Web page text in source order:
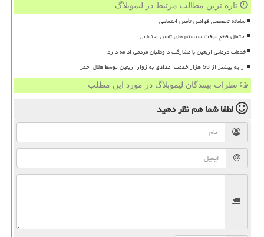
تازه ترین مطالب مرتبط در لیموبلاگ
سامانه تخصصی قوانین تأمین اجتماعی
احتمال قطع موقت سیستم های تامین اجتماعی
خدمات درمانی اربعین با مشارکت داوطلبان مردمی ادامه دارد
ارایه بیشتر از 55 هزار خدمت امدادی به زوار اربعین توسط هلال احمر
نظرات بینندگان لیموبلاگ در مورد این مطلب
لطفا شما همنظر دهید